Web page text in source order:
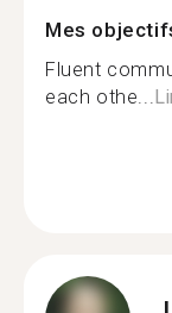
Mes
Fluent
each othe...